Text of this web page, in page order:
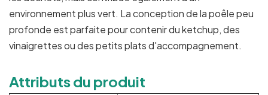
environnement plus vert. La conception de la poêle peu
profonde est parfaite pour contenir du ketchup, des
vinaigrettes ou des petits plats d'accompagnement.
Attributs du produit